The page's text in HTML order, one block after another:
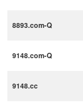
8893.com-Q
9148.com-Q
9148.cc